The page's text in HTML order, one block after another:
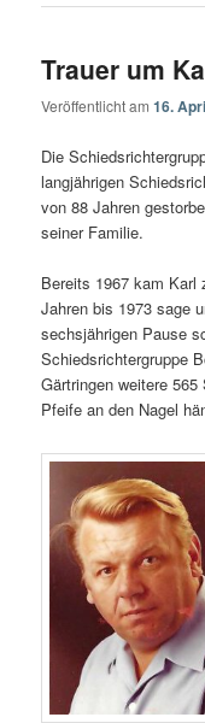
Trauer um
Veröffentlicht am16.
Die
langjährigen
von 88 Jahren
seiner Familie.
Bereits 1967 kam Karl
Jahren bis 1973 sage
sechsjährigen Pause
Schiedsrichtergruppe
Gärtringen weitere
Pfeife an den Nagel